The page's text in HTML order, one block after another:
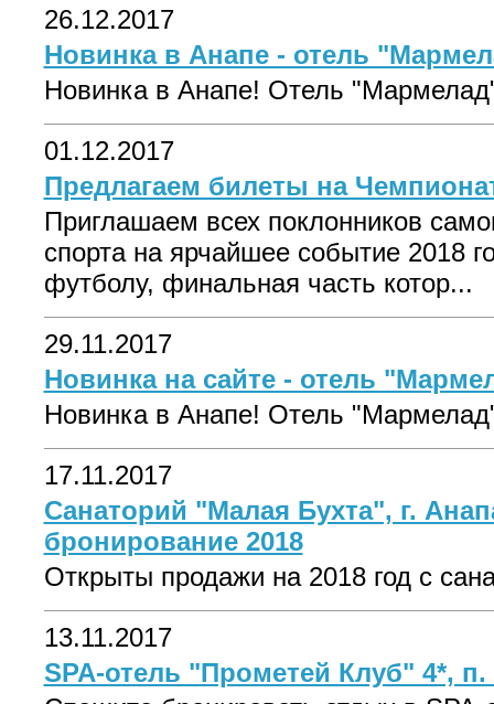
26.12.2017
Новинка в Анапе - отель
Новинка в Анапе! Отель
01.12.2017
Предлагаем билеты на
Приглашаем всех поклонников
спорта на ярчайшее событие 2018
футболу, финальная часть котор...
29.11.2017
Новинка на сайте - отель
Новинка в Анапе! Отель
17.11.2017
Санаторий "Малая Бухта", г.
бронирование 2018
Открыты продажи на 2018 год с
13.11.2017
SPA-отель "Прометей Клуб" 4*, п.